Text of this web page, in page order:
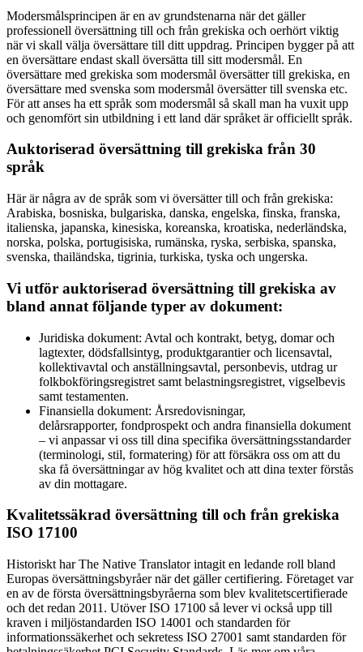
Modersmålsprincipen är en av grundstenarna när det gäller
professionell översättning till och från grekiska och oerhört viktig
när vi skall välja översättare till ditt uppdrag. Principen bygger på att
en översättare endast skall översätta till sitt modersmål. En
översättare med grekiska som modersmål översätter till grekiska, en
översättare med svenska som modersmål översätter till svenska etc.
För att anses ha ett språk som modersmål så skall man ha vuxit upp
och genomfört sin utbildning i ett land där språket är officiellt språk.
Auktoriserad översättning till grekiska från 30
språk
Här är några av de språk som vi översätter till och från grekiska:
Arabiska, bosniska, bulgariska, danska, engelska, finska, franska,
italienska, japanska, kinesiska, koreanska, kroatiska, nederländska,
norska, polska, portugisiska, rumänska, ryska, serbiska, spanska,
svenska, thailändska, tigrinia, turkiska, tyska och ungerska.
Vi utför auktoriserad översättning till grekiska av
bland annat följande typer av dokument:
Juridiska dokument: Avtal och kontrakt, betyg, domar och
lagtexter, dödsfallsintyg, produktgarantier och licensavtal,
kollektivavtal och anställningsavtal, personbevis, utdrag ur
folkbokföringsregistret samt belastningsregistret, vigselbevis
samt testamenten.
Finansiella dokument: Årsredovisningar,
delårsrapporter, fondprospekt och andra finansiella dokument
– vi anpassar vi oss till dina specifika översättningsstandarder
(terminologi, stil, formatering) för att försäkra oss om att du
ska få översättningar av hög kvalitet och att dina texter förstås
av din mottagare.
Kvalitetssäkrad översättning till och från grekiska
ISO 17100
Historiskt har The Native Translator intagit en ledande roll bland
Europas översättningsbyråer när det gäller certifiering. Företaget var
en av de första översättningsbyråerna som blev kvalitetscertifierade
och det redan 2011. Utöver ISO 17100 så lever vi också upp till
kraven i miljöstandarden ISO 14001 och standarden för
informationssäkerhet och sekretess ISO 27001 samt standarden för